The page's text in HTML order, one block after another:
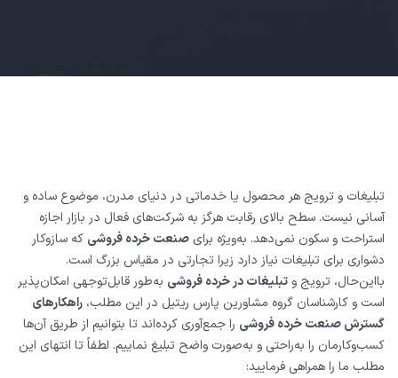
تبلیغات و ترویج هر محصول یا خدماتی در دنیای مدرن، موضوع ساده و
آسانی نیست. سطح بالای رقابت هرگز به شرکت‌های فعال در بازار اجازه
استراحت و سکون نمی‌دهد. به‌ویژه برای صنعت خرده ‌فروشی که سازوکار
دشواری برای تبلیغات نیاز دارد زیرا تجارتی در مقیاس بزرگ است.
بااین‌حال، ترویج و تبلیغات در خرده ‌فروشی به‌طور قابل‌توجهی امکان‌پذیر
است و کارشناسان گروه مشاورین پارس ریتیل در این مطلب، راهکارهای
گسترش صنعت خرده‌ فروشی را جمع‌آوری کرده‌اند تا بتوانیم از طریق آن‌ها
کسب‌وکارمان را به‌راحتی و به‌صورت واضح تبلیغ نماییم. لطفاً تا انتهای این
مطلب ما را همراهی فرمایید: